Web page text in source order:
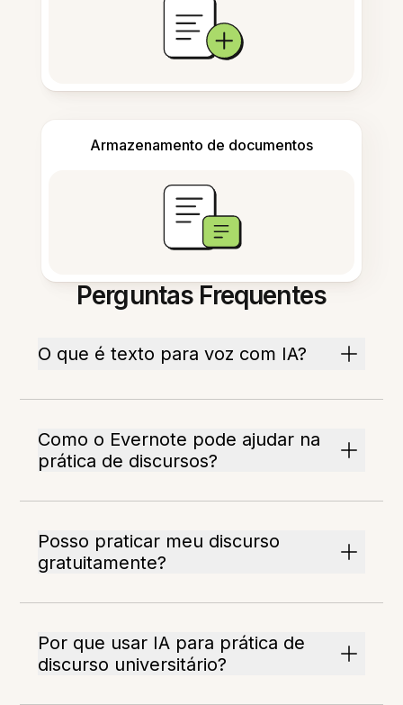
Armazenamento de documentos
Perguntas Frequentes
O que é texto para voz com IA?
Como o Evernote pode ajudar na
prática de discursos?
Posso praticar meu discurso
gratuitamente?
Por que usar IA para prática de
discurso universitário?